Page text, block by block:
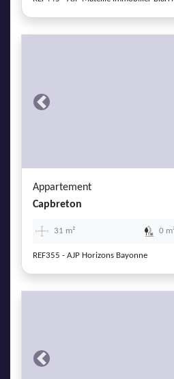
Previous
Appartement
Capbreton
31 m² 0
REF355 - AJP Horizons Bayonne
Previous